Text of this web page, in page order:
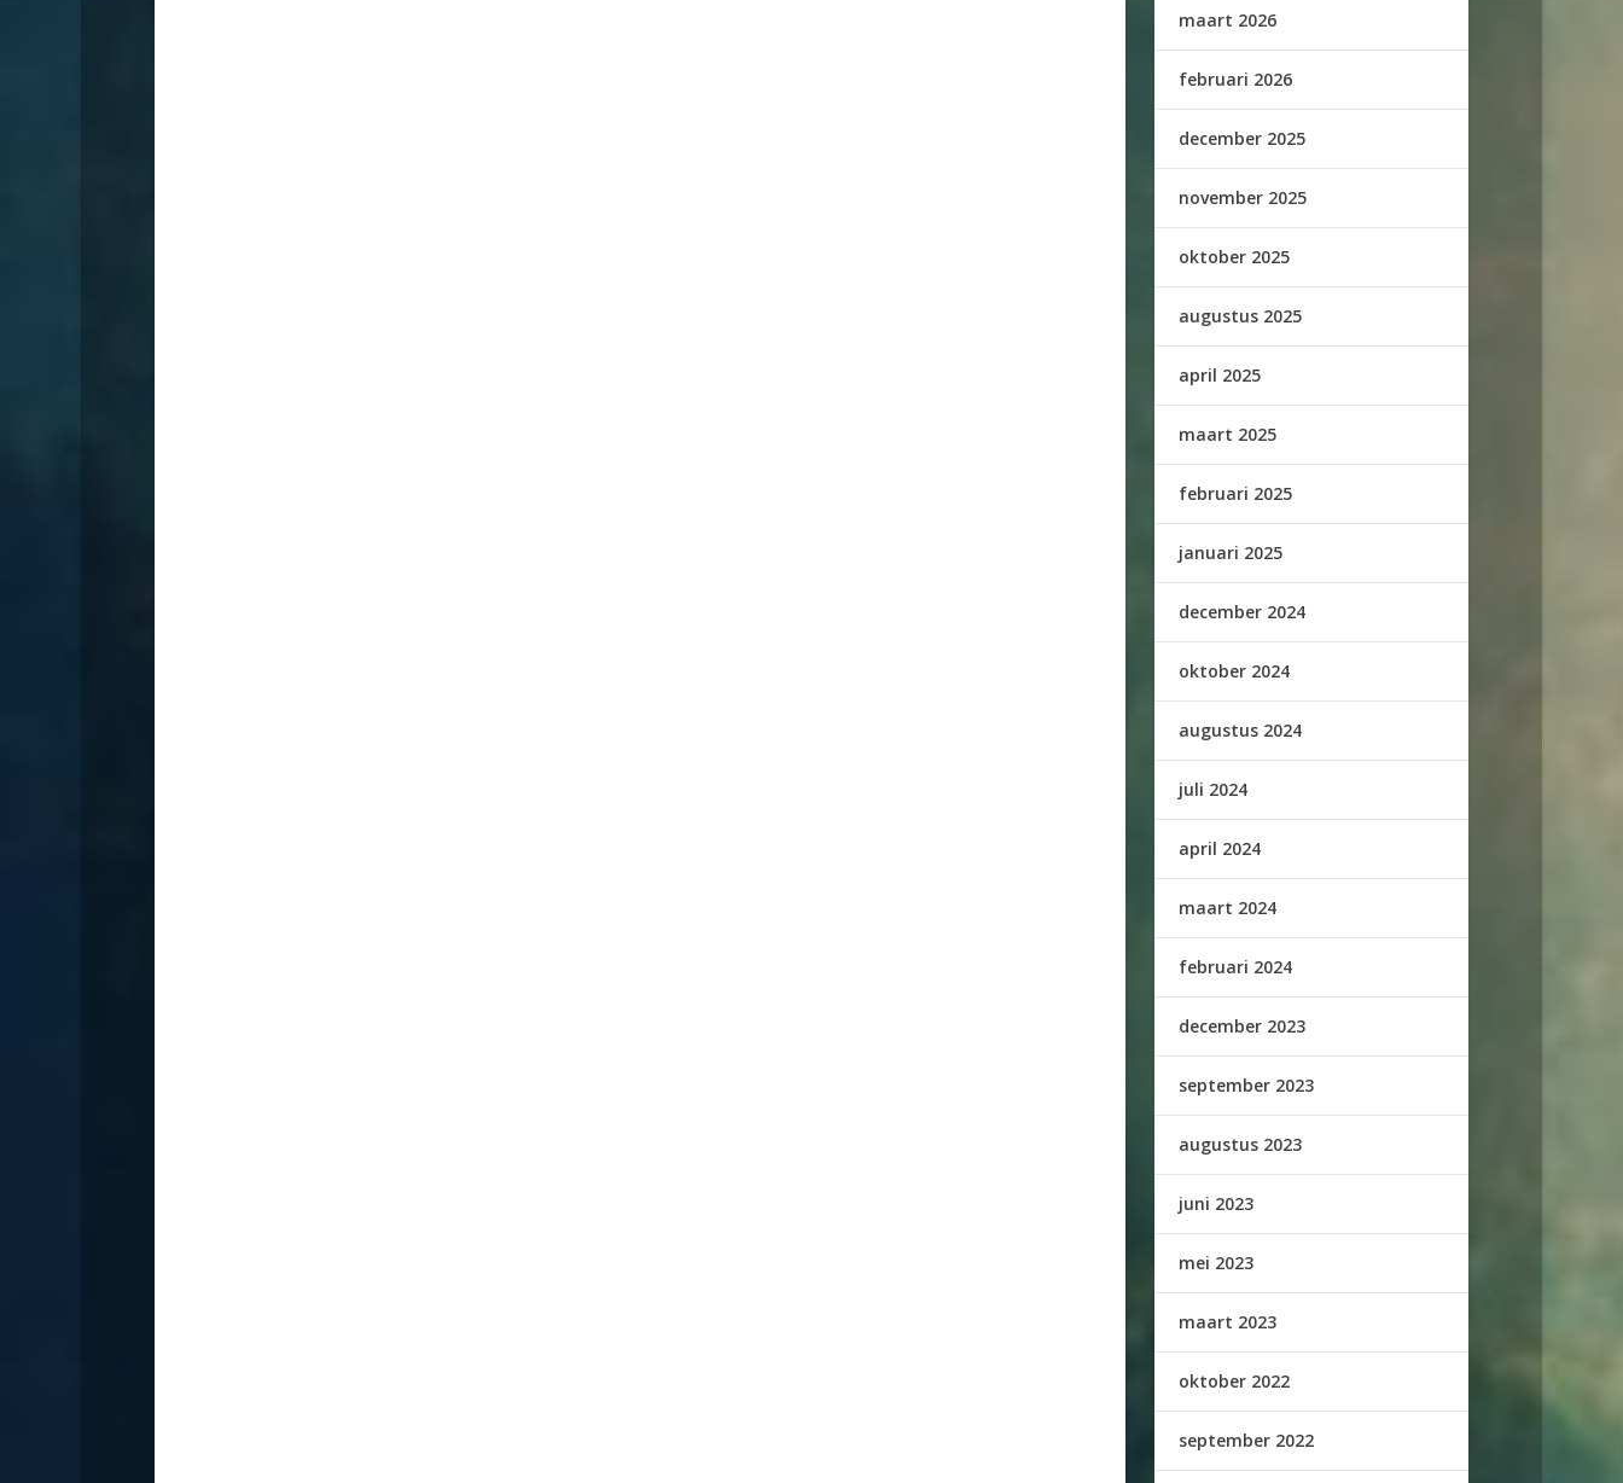
maart 2026
februari 2026
december 2025
november 2025
oktober 2025
augustus 2025
april 2025
maart 2025
februari 2025
januari 2025
december 2024
oktober 2024
augustus 2024
juli 2024
april 2024
maart 2024
februari 2024
december 2023
september 2023
augustus 2023
juni 2023
mei 2023
maart 2023
oktober 2022
september 2022